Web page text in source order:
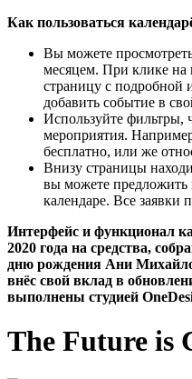
Как пользоваться
Вы можете
месяцем. При клике на
страницу с подробной
добавить событие в
Используйте фильтры,
мероприятия.
бесплатно, или же
Внизу страницы
вы можете предложить
календаре. Все заявки
Интерфейс и функционал
2020 года на средства,
дню рождения Ани
внёс свой вклад в
выполнены студией
The Future is